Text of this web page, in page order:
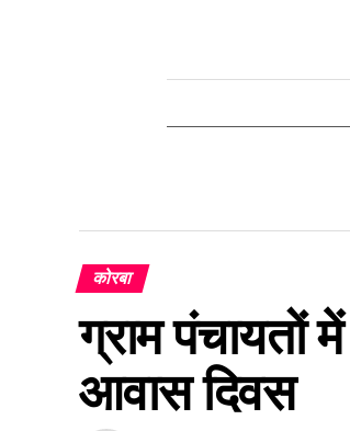
कोरबा
ग्राम पंचायतों
आवास दिवस